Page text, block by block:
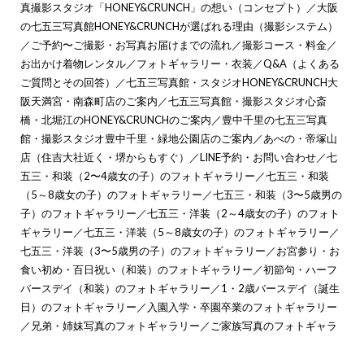
真撮影スタジオ「HONEY&CRUNCH」の想い（コンセプト）
／大阪
の七五三写真館HONEY&CRUNCHが選ばれる理由（撮影システム）
／ ご予約〜ご撮影・お写真お届けまでの流れ／撮影コース・料金／
お出かけ着物レンタル／フォトギャラリー・衣装 ／Q&A（よくある
ご質問とその回答）
／七五三写真館・スタジオHONEY&CRUNCH大
阪天満宮・南森町店のご案内 ／七五三写真館・撮影スタジオ心斎
橋・北堀江のHONEY&CRUNCHのご案内 ／豊中千里の七五三写真
館・撮影スタジオ豊中千里・緑地公園店のご案内 ／あべの・帝塚山
店（住吉大社近く・堺からもすぐ）
／LINE予約・お問い合わせ／七
五三・和装（2〜4歳女の子）のフォトギャラリー ／七五三・和装
（5～8歳女の子）のフォトギャラリー ／七五三・和装（3〜5歳男の
子）のフォトギャラリー ／七五三・洋装（2～4歳女の子）のフォト
ギャラリー ／七五三・洋装（5～8歳女の子）のフォトギャラリー ／
七五三・洋装（3〜5歳男の子）のフォトギャラリー ／お宮参り・お
食い初め・百日祝い（和装）のフォトギャラリー ／初節句・ハーフ
バースデイ（和装）のフォトギャラリー ／1・2歳バースデイ（誕生
日）のフォトギャラリー ／ 入園入学・卒園卒業のフォトギャラリー
／ 兄弟・姉妹写真のフォトギャラリー ／ ご家族写真のフォトギャラ